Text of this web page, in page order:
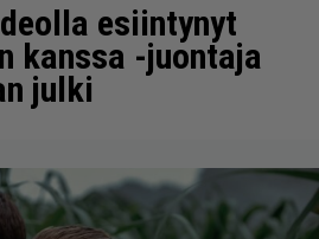
esiintynyt
kanssa -juontaja
julki